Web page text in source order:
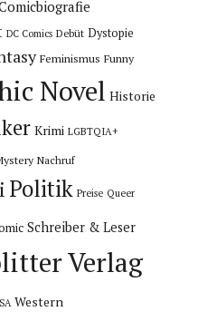
DC Comics Debüt Dystopie
Feminismus Funny
Novel Historie
Krimi LGBTQIA+
Nachruf
Politik Preise Queer
Schreiber & Leser
Verlag
Western